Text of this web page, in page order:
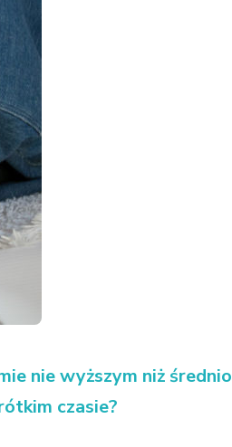
nie wyższym niż średnio
czasie?